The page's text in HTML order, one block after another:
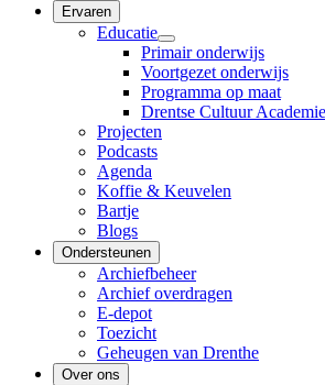
Ervaren
Educatie
Primair onderwijs
Voortgezet onderwijs
Programma op maat
Drentse Cultuur Academie
Projecten
Podcasts
Agenda
Koffie & Keuvelen
Bartje
Blogs
Ondersteunen
Archiefbeheer
Archief overdragen
E-depot
Toezicht
Geheugen van Drenthe
Over ons